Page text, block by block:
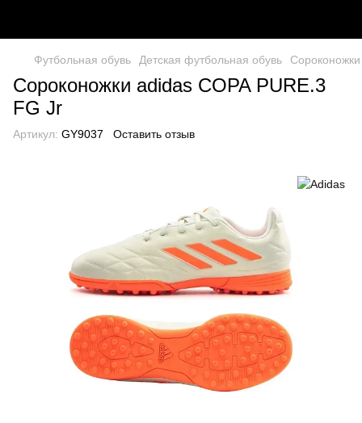
Футбольная обувь Детская футбольная обувь Сороконожки
Сороконожки adidas COPA PURE.3
FG Jr
Артикул: GY9037 Оставить отзыв